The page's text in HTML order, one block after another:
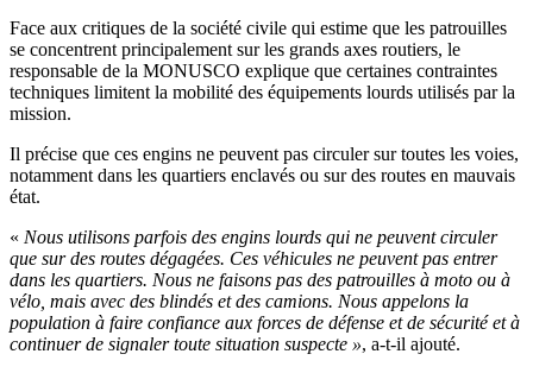
Face aux critiques de la société civile qui estime que les patrouilles
se concentrent principalement sur les grands axes routiers, le
responsable de la MONUSCO explique que certaines contraintes
techniques limitent la mobilité des équipements lourds utilisés par la
mission.
Il précise que ces engins ne peuvent pas circuler sur toutes les voies,
notamment dans les quartiers enclavés ou sur des routes en mauvais
état.
« Nous utilisons parfois des engins lourds qui ne peuvent circuler
que sur des routes dégagées. Ces véhicules ne peuvent pas entrer
dans les quartiers. Nous ne faisons pas des patrouilles à moto ou à
vélo, mais avec des blindés et des camions. Nous appelons la
population à faire confiance aux forces de défense et de sécurité et à
continuer de signaler toute situation suspecte », a-t-il ajouté.